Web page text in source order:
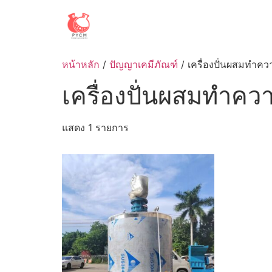
หน้าหลัก / ปัญญาเคมีภัณฑ์ / เครื่องปั่นผสมทำค
เครื่องปั่นผสมทำคว
แสดง 1 รายการ